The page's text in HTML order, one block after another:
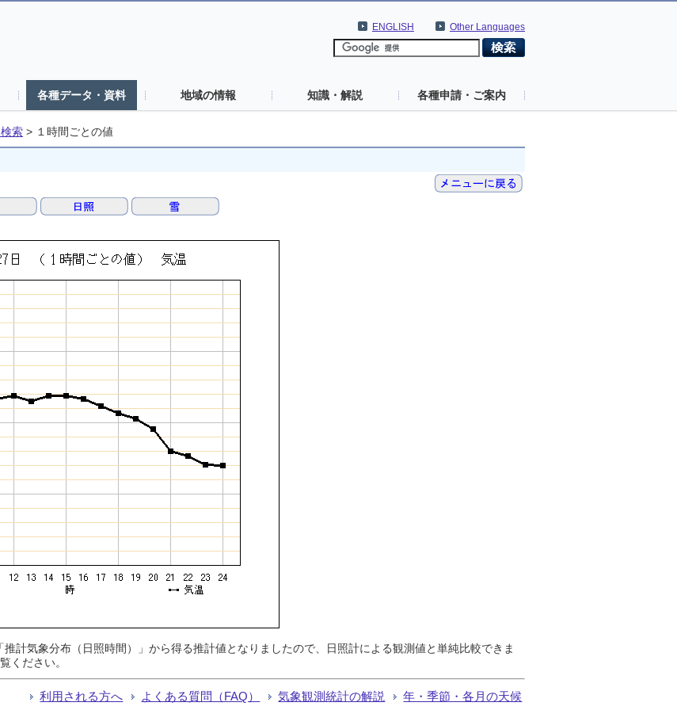
Other Languages
ENGLISH
各種データ・資料 地域の情報 知識・解説 各種申請・ご案内
索 > １時間ごとの値
計気象分布（日照時間）」から得る推計値となりましたので、日照計による観測値と単純比較できま
ください。
利用される方へ よくある質問（FAQ） 気象観測統計の解説 年・季節・各月の天候